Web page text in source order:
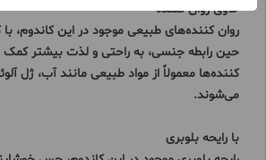
حاوی روان کننده
روان کننده‌های طبیعی موجود در این کاندوم،
حین رابطه جنسی، به راحتی و لذت بیشتر کمک
کننده‌ها معمولاً از مواد طبیعی مانند آب، ژل
می‌شوند.
با رایحه بلوبری